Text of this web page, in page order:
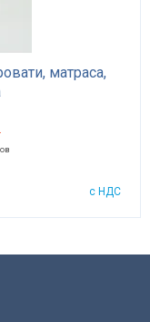
матраса,
с НДС